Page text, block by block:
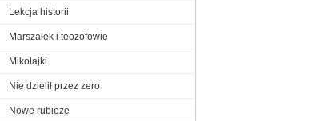
Lekcja historii
Marszałek i teozofowie
Mikołajki
Nie dzielił przez zero
Nowe rubieże